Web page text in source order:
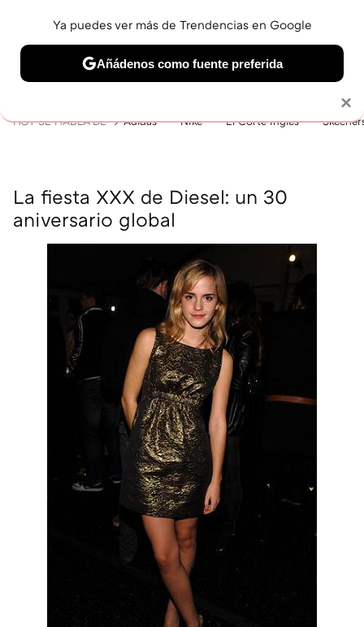
BELLEZA SHOPPING VIAJES GASTRO SNEAKERS
HOY SE HABLA DE Adidas Nike El Corte Inglés
La fiesta XXX de Diesel: un 30
aniversario global
×
Ya puedes ver más de Trendencias en Google
Añádenos como fuente preferida